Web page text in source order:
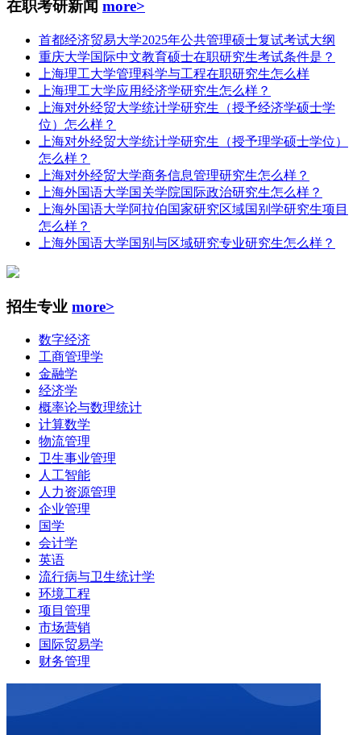
在职考研新闻 more>
首都经济贸易大学2025年公共管理硕士复试考试大纲
重庆大学国际中文教育硕士在职研究生考试条件是？
上海理工大学管理科学与工程在职研究生怎么样
上海理工大学应用经济学研究生怎么样？
上海对外经贸大学统计学研究生（授予经济学硕士学
位）怎么样？
上海对外经贸大学统计学研究生（授予理学硕士学位）
怎么样？
上海对外经贸大学商务信息管理研究生怎么样？
上海外国语大学国关学院国际政治研究生怎么样？
上海外国语大学阿拉伯国家研究区域国别学研究生项目
怎么样？
上海外国语大学国别与区域研究专业研究生怎么样？
招生专业 more>
数字经济
工商管理学
金融学
经济学
概率论与数理统计
计算数学
物流管理
卫生事业管理
人工智能
人力资源管理
企业管理
国学
会计学
英语
流行病与卫生统计学
环境工程
项目管理
市场营销
国际贸易学
财务管理